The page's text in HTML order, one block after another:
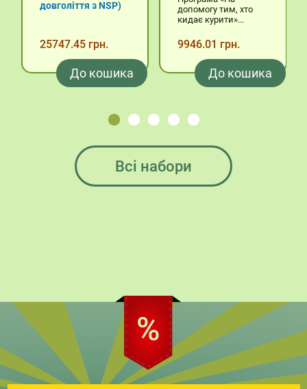
довголіття з NSP)
25747.45 грн.
До кошика
допомогу тим, хто
кидає курити»...
9946.01 грн.
До кошика
Всі набори